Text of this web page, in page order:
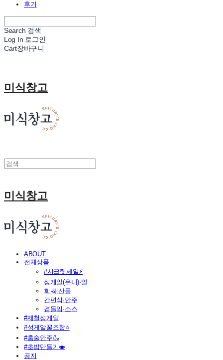
후기
Search 검색
Log In 로그인
Cart장바구니
미식창고
미식창고
ABOUT
전체상품
#시크릿세일⚡
성게알(우니)·알
회·해산물
간편식·안주
곁들임·소스
#제철성게알
#성게알꿀조합⭐
#홈술안주🍶
#초밥만들기🍣
공지